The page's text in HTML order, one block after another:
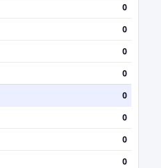
0
0
0
0
0
0
0
0